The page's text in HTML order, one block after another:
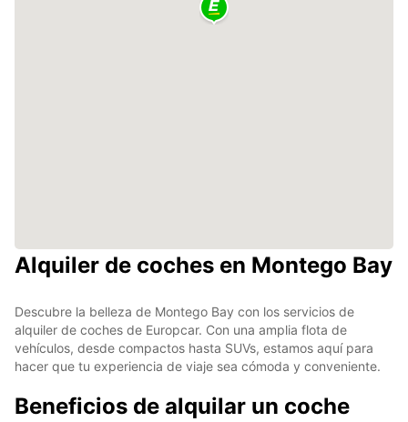
Alquiler de coches en Montego Bay
Descubre la belleza de Montego Bay con los servicios de
alquiler de coches de Europcar. Con una amplia flota de
vehículos, desde compactos hasta SUVs, estamos aquí para
hacer que tu experiencia de viaje sea cómoda y conveniente.
Beneficios de alquilar un coche